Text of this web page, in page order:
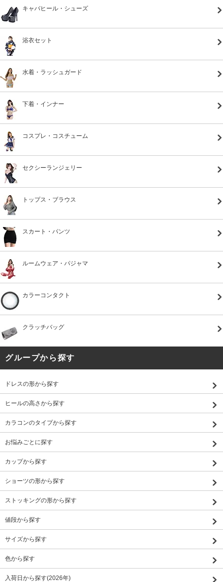
キャバヒール・シューズ
浴衣セット
水着・ラッシュガード
下着・インナー
コスプレ・コスチューム
セクシーランジェリー
トップス・ブラウス
スカート・パンツ
ルームウェア・パジャマ
カラーコンタクト
クラッチバッグ
グループから探す
ドレスの形から探す
ヒールの高さから探す
カラコンのタイプから探す
お悩みごとに探す
カップから探す
ショーツの形から探す
ストッキングの形から探す
値段から探す
サイズから探す
色から探す
入荷日から探す(2026年)